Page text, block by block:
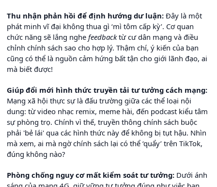
Thu nhận phản hồi để định hướng dư luận: Đây là một
phát minh vĩ đại không thua gì ‘mì tôm cấp kỳ’. Cơ quan
chức năng sẽ lắng nghe feedbacktừ cư dân mạng và điều
chỉnh chính sách sao cho hợp lý. Thậm chí, ý kiến của bạn
cũng có thể là nguồn cảm hứng bất tận cho giới lãnh đạo, ai
mà biết được!
Giúp đổi mới hình thức truyền tải tư tưởng cách mạng:
Mạng xã hội thực sự là đấu trường giữa các thể loại nội
dung: từ video nhạc remix, meme hài, đến podcast kiểu tâm
sự phòng trọ. Chính vì thế, truyền thông chính sách buộc
phải 'bẻ lái' qua các hình thức này để không bị tụt hậu. Nhìn
mà xem, ai mà ngờ chính sách lại có thể ‘quẩy’ trên TikTok,
đúng không nào?
Phòng chống nguy cơ mất kiểm soát tư tưởng: Dưới ánh